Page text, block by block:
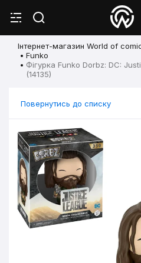
Інтернет-магазин World of
Funko
Фігурка Funko Dorbz: DC:
(14135)
Повернутись до списку